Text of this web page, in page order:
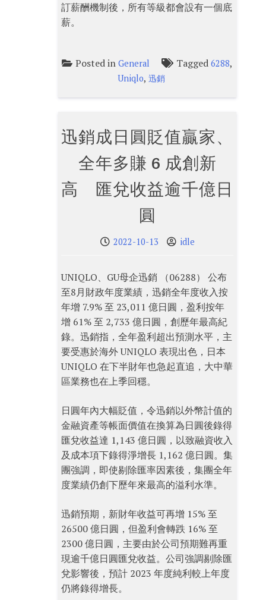
訂薪酬機制後，所有等級都會設有一個底
薪。
Posted inGeneral Tagged6288,
Uniqlo,迅銷
迅銷成日圓貶值贏家、
全年多賺 6 成創新
高 匯兌收益逾千億日
圓
2022-10-13 idle
UNIQLO、GU母企迅銷 （06288） 公布
至8月財政年度業績，迅銷全年度收入按
年增 7.9% 至 23,011 億日圓，盈利按年
增 61% 至 2,733 億日圓，創歷年最高紀
錄。迅銷指，全年盈利超出預測水平，主
要受惠於海外 UNIQLO 表現出色，日本
UNIQLO 在下半財年也急起直追，大中華
區業務也在上季回穩。
日圓年內大幅貶值，令迅銷以外幣計值的
金融資產等帳面價值在換算為日圓後錄得
匯兌收益達 1,143 億日圓，以致融資收入
及成本項下錄得淨增長 1,162 億日圓。集
團強調，即使剔除匯率因素後，集團全年
度業績仍創下歷年來最高的溢利水準。
迅銷預期，新財年收益可再增 15% 至
26500 億日圓，但盈利會轉跌 16% 至
2300 億日圓，主要由於公司預期難再重
現逾千億日圓匯兌收益。公司強調剔除匯
兌影響後，預計 2023 年度純利較上年度
仍將錄得增長。